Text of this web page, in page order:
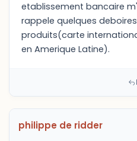
etablissement bancaire
rappele quelques
produits(carte
en Amerique Latine).
philippe de ridder